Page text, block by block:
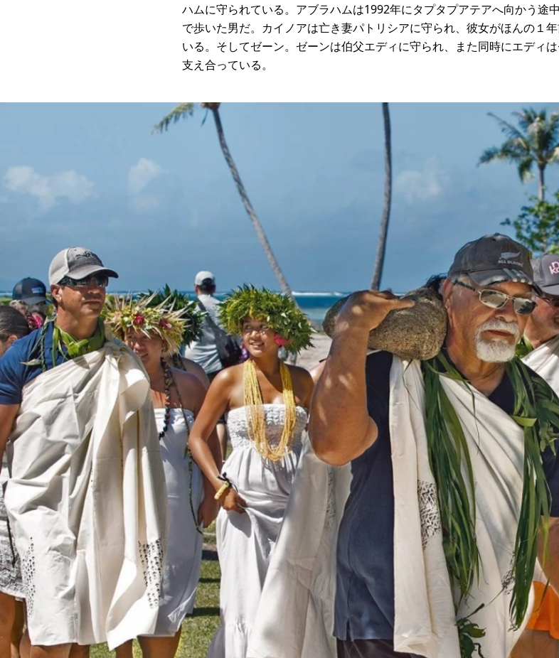
ハムに守られている。アブラハムは1992年にタプタプアテアへ向かう途
で歩いた男だ。カイノアは亡き妻パトリシアに守られ、彼女がほんの１
いる。そしてゼーン。ゼーンは伯父エディに守られ、また同時にエディ
支え合っている。